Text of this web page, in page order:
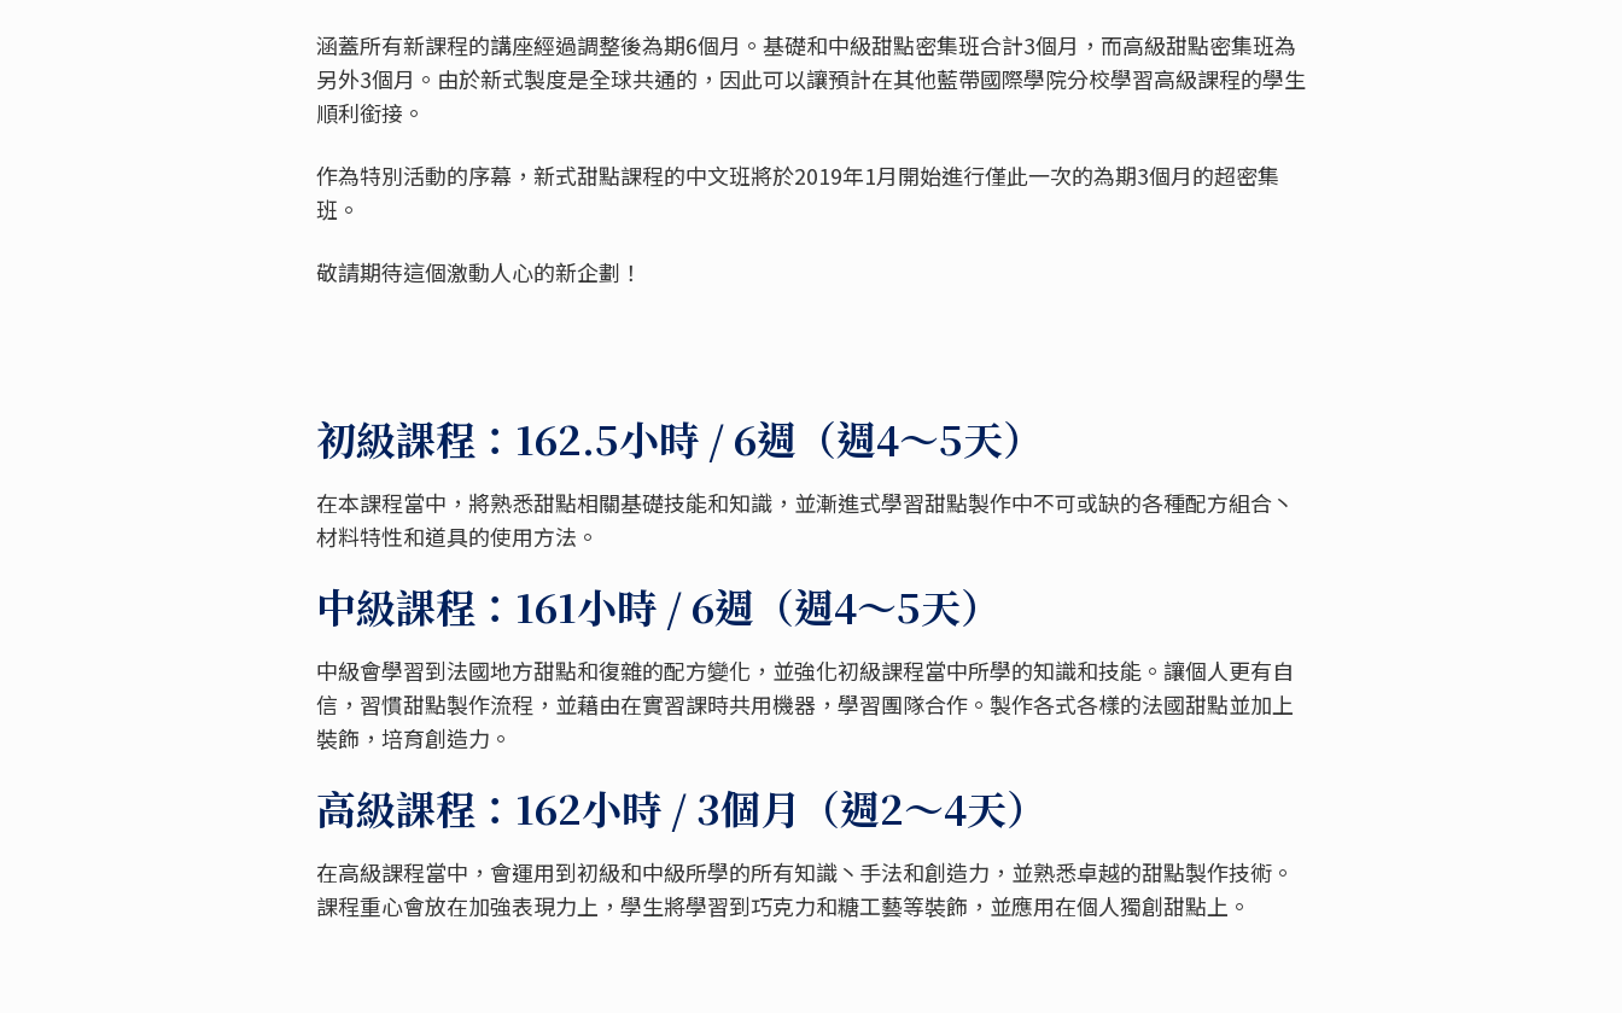
涵蓋所有新課程的講座經過調整後為期6個月。基礎和中級甜點密集班合計3個月，而高級甜點密集班為
另外3個月。由於新式製度是全球共通的，因此可以讓預計在其他藍帶國際學院分校學習高級課程的學生
順利銜接。
作為特別活動的序幕，新式甜點課程的中文班將於2019年1月開始進行僅此一次的為期3個月的超密集
班。
敬請期待這個激動人心的新企劃！
初級課程：162.5小時 / 6週（週4～5天）
在本課程當中，將熟悉甜點相關基礎技能和知識，並漸進式學習甜點製作中不可或缺的各種配方組合丶
材料特性和道具的使用方法。
中級課程：161小時 / 6週（週4～5天）
中級會學習到法國地方甜點和復雜的配方變化，並強化初級課程當中所學的知識和技能。讓個人更有自
信，習慣甜點製作流程，並藉由在實習課時共用機器，學習團隊合作。製作各式各樣的法國甜點並加上
裝飾，培育創造力。
高級課程：162小時 / 3個月（週2～4天）
在高級課程當中，會運用到初級和中級所學的所有知識丶手法和創造力，並熟悉卓越的甜點製作技術。
課程重心會放在加強表現力上，學生將學習到巧克力和糖工藝等裝飾，並應用在個人獨創甜點上。